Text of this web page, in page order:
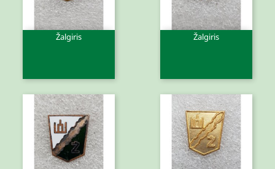
Žalgiris Žalgiris